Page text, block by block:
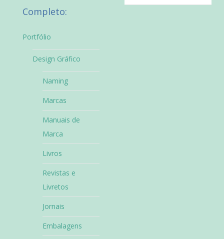
Completo:
Portfólio
Design Gráfico
Naming
Marcas
Manuais de
Marca
Livros
Revistas e
Livretos
Jornais
Embalagens